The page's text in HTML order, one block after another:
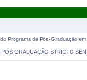
Programa de Pós-Graduação
GRADUAÇÃO STRICTO